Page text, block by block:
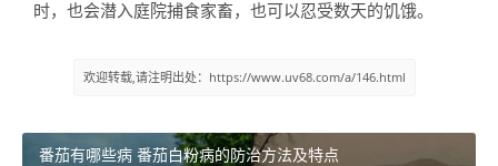
时，也会潜入庭院捕食家畜，也可以忍受数天的饥饿。
欢迎转载,请注明出处：https://www.uv68.com/a/146.html
番茄有哪些病 番茄白粉病的防治方法及特点